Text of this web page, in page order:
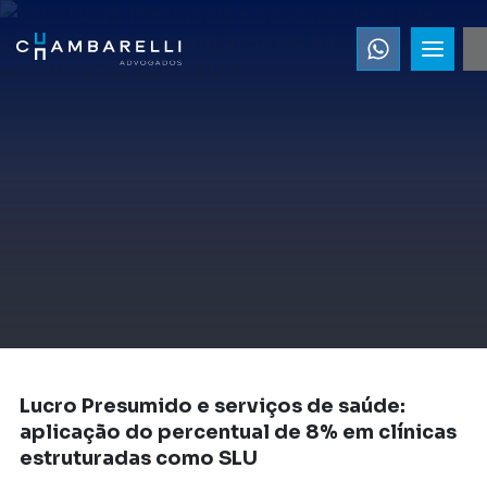
Lucro Presumido e serviços de saúde:
aplicação do percentual de 8% em clínicas
estruturadas como SLU